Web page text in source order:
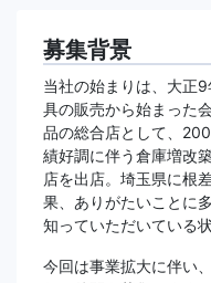
募集背景
当社の始まりは、大正
具の販売から始まった
品の総合店として、
績好調に伴う倉庫増改
店を出店。埼玉県に根
果、ありがたいことに
知っていただいている状
今回は事業拡大に伴い